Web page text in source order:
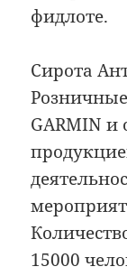
фидлоте.
Сирота
GARMIN и
15000